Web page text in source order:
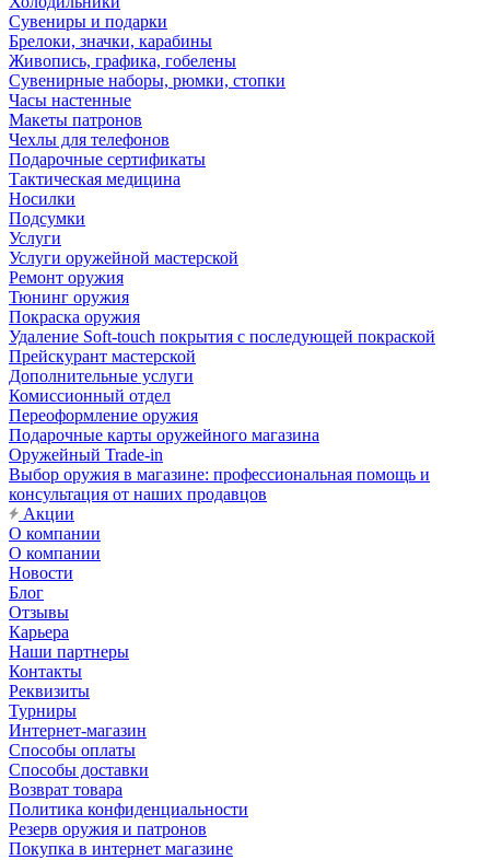
Сувениры и подарки
Брелоки, значки, карабины
Живопись, графика, гобелены
Сувенирные наборы, рюмки, стопки
Часы настенные
Макеты патронов
Чехлы для телефонов
Подарочные сертификаты
Тактическая медицина
Носилки
Подсумки
Услуги
Услуги оружейной мастерской
Ремонт оружия
Тюнинг оружия
Покраска оружия
Удаление Soft-touch покрытия с последующей покраской
Прейскурант мастерской
Дополнительные услуги
Комиссионный отдел
Переоформление оружия
Подарочные карты оружейного магазина
Оружейный Trade-in
Выбор оружия в магазине: профессиональная помощь и
консультация от наших продавцов
Акции
О компании
О компании
Новости
Блог
Отзывы
Карьера
Наши партнеры
Контакты
Реквизиты
Турниры
Интернет-магазин
Способы оплаты
Способы доставки
Возврат товара
Политика конфиденциальности
Резерв оружия и патронов
Покупка в интернет магазине